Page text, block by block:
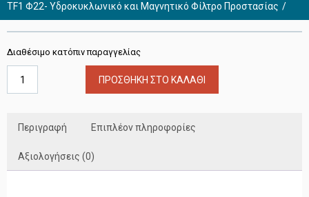
TF1 Φ22- Υδροκυκλωνικό και Μαγνητικό Φίλτρο Προστασίας
Διαθέσιμο κατόπιν παραγγελίας
Total
Φ22-
και
Μαγνητικό
ΠΡΟΣΘΉΚΗ ΣΤΟ ΚΑΛΆΘΙ
Περιγραφή Επιπλέον πληροφορίες
Αξιολογήσεις (0)